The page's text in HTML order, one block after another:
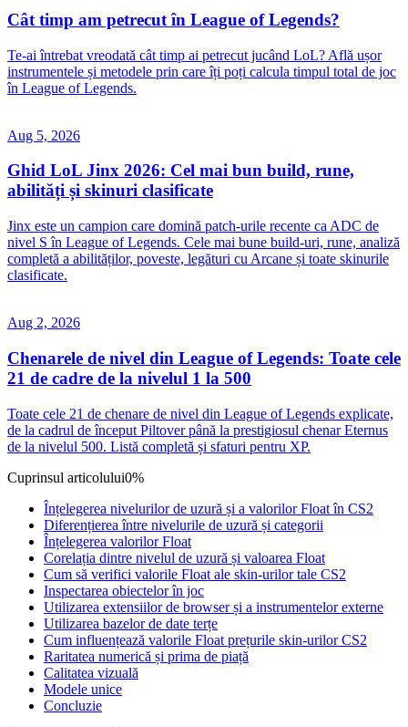
Cât timp am petrecut în League of Legends?
Te-ai întrebat vreodată cât timp ai petrecut jucând LoL? Află ușor
instrumentele și metodele prin care îți poți calcula timpul total de joc
în League of Legends.
Aug 5, 2026
Ghid LoL Jinx 2026: Cel mai bun build, rune,
abilități și skinuri clasificate
Jinx este un campion care domină patch-urile recente ca ADC de
nivel S în League of Legends. Cele mai bune build-uri, rune, analiză
completă a abilităților, poveste, legături cu Arcane și toate skinurile
clasificate.
Aug 2, 2026
Chenarele de nivel din League of Legends: Toate cele
21 de cadre de la nivelul 1 la 500
Toate cele 21 de chenare de nivel din League of Legends explicate,
de la cadrul de început Piltover până la prestigiosul chenar Eternus
de la nivelul 500. Listă completă și sfaturi pentru XP.
Cuprinsul articolului0%
Înțelegerea nivelurilor de uzură și a valorilor Float în CS2
Diferențierea între nivelurile de uzură și categorii
Înțelegerea valorilor Float
Corelația dintre nivelul de uzură și valoarea Float
Cum să verifici valorile Float ale skin-urilor tale CS2
Inspectarea obiectelor în joc
Utilizarea extensiilor de browser și a instrumentelor externe
Utilizarea bazelor de date terțe
Cum influențează valorile Float prețurile skin-urilor CS2
Raritatea numerică și prima de piață
Calitatea vizuală
Modele unice
Concluzie